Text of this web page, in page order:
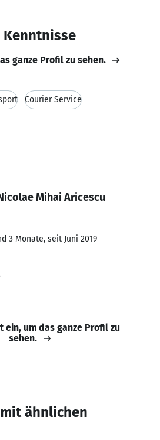
ganze Profil zu sehen.
Courier Service
Mihai Aricescu
3 Monate, seit Juni 2019
ein, um das ganze Profil zu
sehen.
ähnlichen